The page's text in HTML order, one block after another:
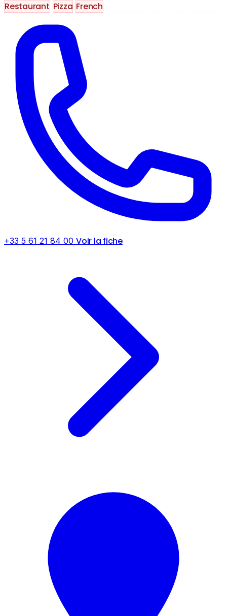
Restaurant Pizza French
+33 5 61 21 84 00 Voir la fiche